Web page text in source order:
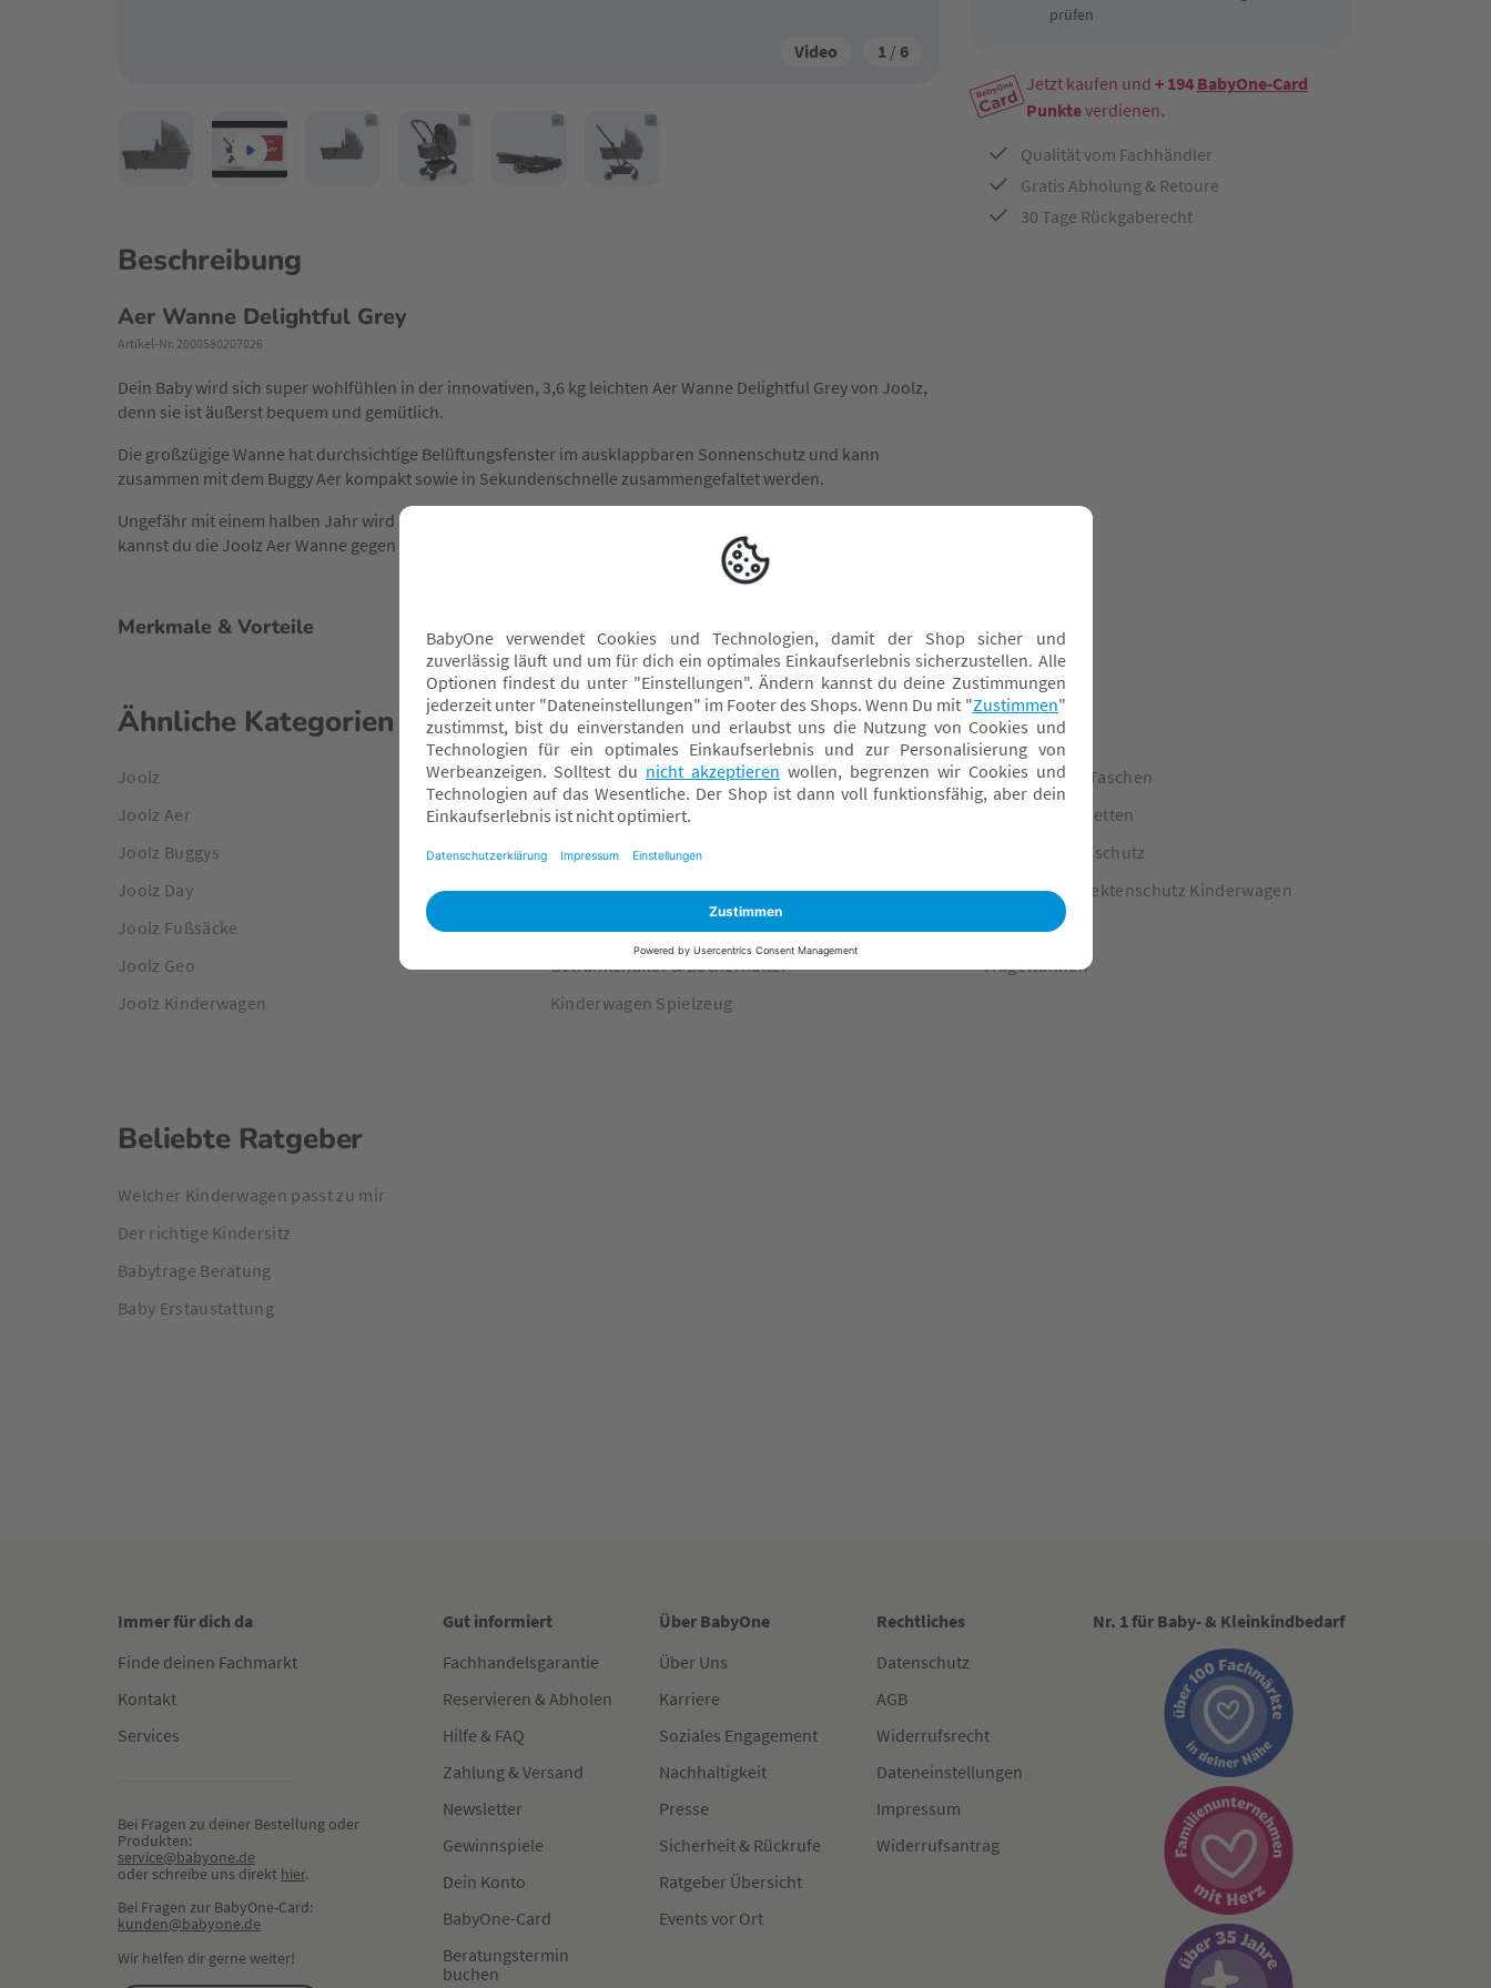
Video 1 / 6
prüfen
Jetzt kaufen und + 194 BabyOne-Card
Punkteverdienen.
Qualität vom Fachhändler
Gratis Abholung & Retoure
30 Tage Rückgaberecht
Beschreibung
Aer Wanne Delightful Grey
Artikel-Nr. 2000580207026
Dein Baby wird sich super wohlfühlen in der innovativen, 3,6 kg leichten Aer Wanne Delightful Grey von Joolz,
denn sie ist äußerst bequem und gemütlich.
Die großzügige Wanne hat durchsichtige Belüftungsfenster im ausklappbaren Sonnenschutz und kann
zusammen mit dem Buggy Aer kompakt sowie in Sekundenschnelle zusammengefaltet werden.
Ungefähr mit einem halben Jahr wird sich dein Nachwuchs immer mehr für seine Umwelt interessieren - dann
kannst du die Joolz Aer Wanne gegen den Sitz austauschen.
Merkmale & Vorteile
Ähnliche Kategorien
Joolz
Joolz Aer
Joolz Buggys
Joolz Day
Joolz Fußsäcke
Joolz Geo
Joolz Kinderwagen
Joolz Kinderwagen Zubehör
Joolz Wickeltaschen
Adapter
Buggyboards
Fußsäcke & Decken
Getränkehalter & Becherhalter
Kinderwagen Spielzeug
Kinderwagen Taschen
Kinderwagenketten
Regen- & Kälteschutz
Sonnen- & Insektenschutz Kinderwagen
Sportsitze
Tragewannen
Beliebte Ratgeber
Welcher Kinderwagen passt zu mir
Der richtige Kindersitz
Babytrage Beratung
Baby Erstaustattung
Immer für dich da
Finde deinen Fachmarkt
Kontakt
Services
Bei Fragen zu deiner Bestellung oder
Produkten:
service@babyone.de
oder schreibe uns direkt hier.
Bei Fragen zur BabyOne-Card:
kunden@babyone.de
Wir helfen dir gerne weiter!
Gut informiert
Fachhandelsgarantie
Reservieren & Abholen
Hilfe & FAQ
Zahlung & Versand
Newsletter
Gewinnspiele
Dein Konto
BabyOne-Card
Beratungstermin
buchen
Über BabyOne
Über Uns
Karriere
Soziales Engagement
Nachhaltigkeit
Presse
Sicherheit & Rückrufe
Ratgeber Übersicht
Events vor Ort
Rechtliches
Datenschutz
AGB
Widerrufsrecht
Dateneinstellungen
Impressum
Widerrufsantrag
Nr. 1 für Baby- & Kleinkindbedarf